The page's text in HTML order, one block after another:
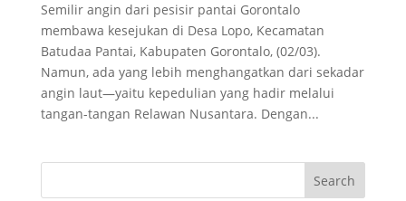
Semilir angin dari pesisir pantai Gorontalo
membawa kesejukan di Desa Lopo, Kecamatan
Batudaa Pantai, Kabupaten Gorontalo, (02/03).
Namun, ada yang lebih menghangatkan dari sekadar
angin laut—yaitu kepedulian yang hadir melalui
tangan-tangan Relawan Nusantara. Dengan...
Search